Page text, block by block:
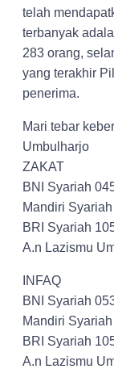
telah
terbanyak
283 orang,
yang terakhir
penerima.
Mari tebar
Umbulharjo
ZAKAT
BNI Syariah
Mandiri
BRI Syariah
A.n Lazismu
INFAQ
BNI Syariah
Mandiri
BRI Syariah
A.n Lazismu